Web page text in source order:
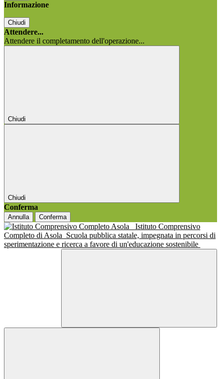
Informazione
Chiudi
Attendere...
Attendere il completamento dell'operazione...
Chiudi
Chiudi
Conferma
Annulla Conferma
Istituto Comprensivo
Completo di Asola Scuola pubblica statale, impegnata in percorsi di
sperimentazione e ricerca a favore di un'educazione sostenibile